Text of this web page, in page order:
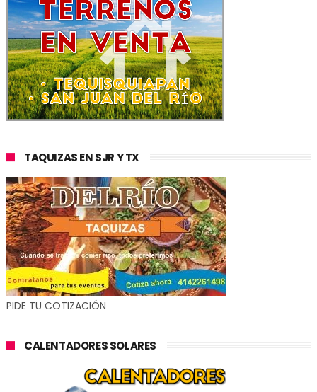
TAQUIZAS EN SJR Y TX
PIDE TU COTIZACIÓN
CALENTADORES SOLARES